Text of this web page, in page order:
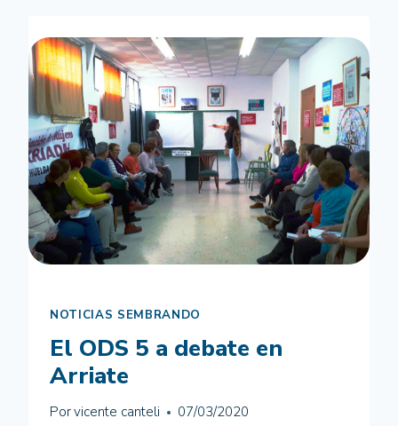
AGENDA
2030
EN
ESPAÑA
NOTICIAS SEMBRANDO
El ODS 5 a debate en
Arriate
Porvicente canteli 07/03/2020